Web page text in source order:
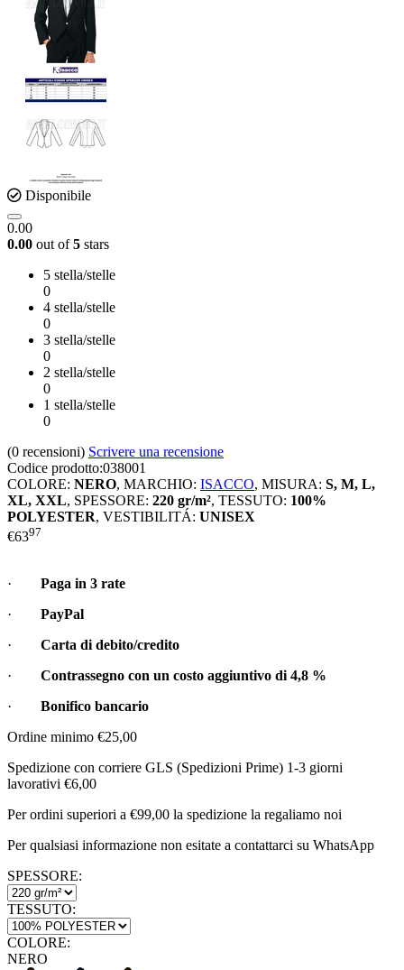
Disponibile
0.00
0.00 out of5 stars
5 stella/stelle
0
4 stella/stelle
0
3 stella/stelle
0
2 stella/stelle
0
1 stella/stelle
0
(0 recensioni) Scrivere una recensione
Codice prodotto:038001
COLORE: NERO, MARCHIO: ISACCO, MISURA: S, M, L,
XL, XXL, SPESSORE: 220 gr/m², TESSUTO: 100%
POLYESTER, VESTIBILITÁ: UNISEX
€6397
· Paga in 3 rate
· PayPal
· Carta di debito/credito
· Contrassegno con un costo aggiuntivo di 4,8 %
· Bonifico bancario
Ordine minimo €25,00
Spedizione con corriere GLS (Spedizioni Prime) 1-3 giorni
lavorativi €6,00
Per ordini superiori a €99,00 la spedizione la regaliamo noi
Per qualsiasi informazione non esitate a contattarci su WhatsApp
SPESSORE:
TESSUTO:
COLORE:
NERO